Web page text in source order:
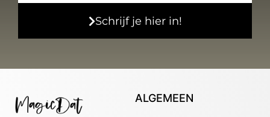
Schrijf je hier in!
ALGEMEEN